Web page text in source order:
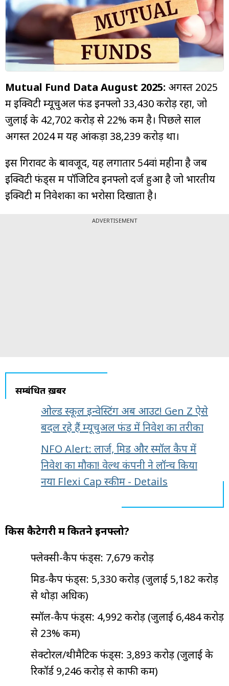
म्यूचुअल
फंड
Mutual Fund Data August 2025: अगस्त 2025
में इक्विटी म्यूचुअल फंड इनफ्लो ₹33,430 करोड़ रहा, जो
जुलाई के ₹42,702 करोड़ से 22% कम है। पिछले साल
अगस्त 2024 में यह आंकड़ा ₹38,239 करोड़ था।
इस गिरावट के बावजूद, यह लगातार 54वां महीना है जब
इक्विटी फंड्स में पॉजिटिव इनफ्लो दर्ज हुआ है जो भारतीय
इक्विटी में निवेशकों का भरोसा दिखाता है।
ADVERTISEMENT
सम्बंधित ख़बरें
ओल्ड स्कूल इन्वेस्टिंग अब आउट! Gen Z ऐसे
बदल रहे हैं म्यूचुअल फंड में निवेश का तरीका
NFO Alert: लार्ज, मिड और स्मॉल कैप में
निवेश का मौका! वेल्थ कंपनी ने लॉन्च किया
नया Flexi Cap स्कीम - Details
किस कैटेगरी में कितने इनफ्लो?
फ्लेक्सी-कैप फंड्स: ₹7,679 करोड़
मिड-कैप फंड्स: ₹5,330 करोड़ (जुलाई ₹5,182 करोड़
से थोड़ा अधिक)
स्मॉल-कैप फंड्स: ₹4,992 करोड़ (जुलाई ₹6,484 करोड़
से 23% कम)
सेक्टोरल/थीमैटिक फंड्स: ₹3,893 करोड़ (जुलाई के
रिकॉर्ड ₹9,246 करोड़ से काफी कम)